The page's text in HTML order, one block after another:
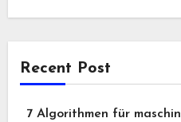
Recent Post
7 Algorithmen für